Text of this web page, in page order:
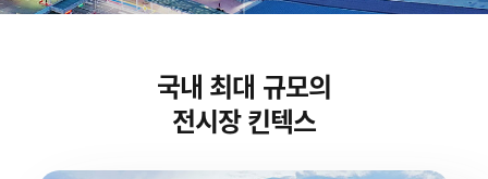
국내 최대 규모의
전시장 킨텍스